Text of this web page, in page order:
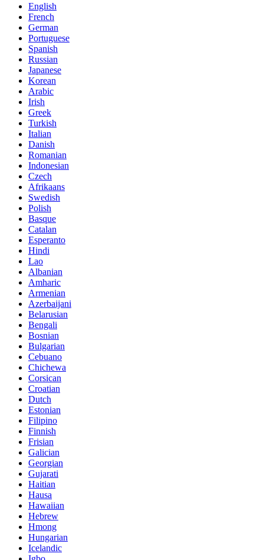
English
French
German
Portuguese
Spanish
Russian
Japanese
Korean
Arabic
Irish
Greek
Turkish
Italian
Danish
Romanian
Indonesian
Czech
Afrikaans
Swedish
Polish
Basque
Catalan
Esperanto
Hindi
Lao
Albanian
Amharic
Armenian
Azerbaijani
Belarusian
Bengali
Bosnian
Bulgarian
Cebuano
Chichewa
Corsican
Croatian
Dutch
Estonian
Filipino
Finnish
Frisian
Galician
Georgian
Gujarati
Haitian
Hausa
Hawaiian
Hebrew
Hmong
Hungarian
Icelandic